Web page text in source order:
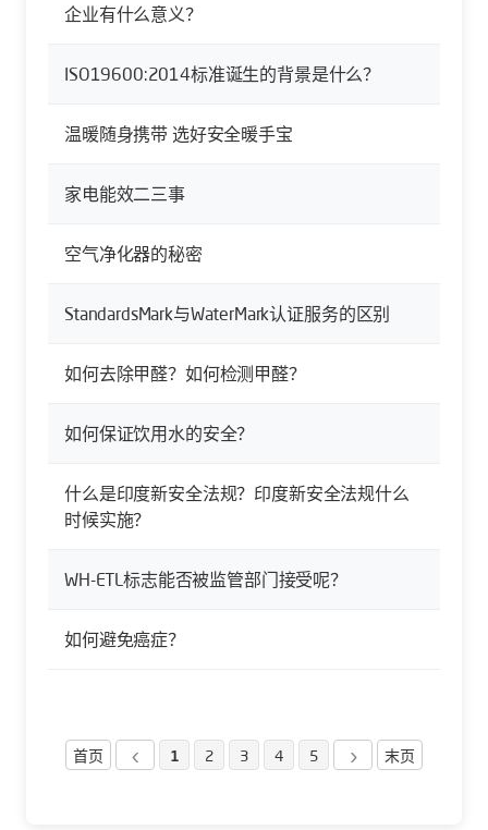
企业有什么意义？
ISO19600:2014标准诞生的背景是什么？
温暖随身携带 选好安全暖手宝
家电能效二三事
空气净化器的秘密
StandardsMark与WaterMark认证服务的区别
如何去除甲醛？如何检测甲醛？
如何保证饮用水的安全？
什么是印度新安全法规？印度新安全法规什么
时候实施？
WH-ETL标志能否被监管部门接受呢？
如何避免癌症？
首页 1 2 3 4 5 末页